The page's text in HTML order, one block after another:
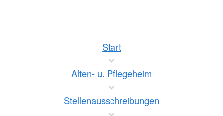
Start
Alten- u. Pflegeheim
Stellenausschreibungen